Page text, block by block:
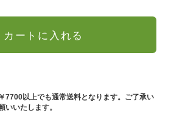
カートに入れる
7700以上でも通常送料となります。ご了承い
いいたします。